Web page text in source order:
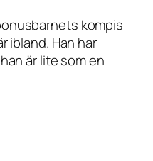
kompis
ibland. Han har
är lite som en